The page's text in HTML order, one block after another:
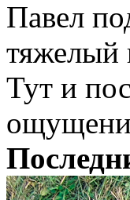
Павел
тяжелый
Тут и